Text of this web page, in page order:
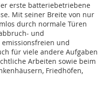
erste batteriebetriebene
Mit seiner Breite von nur
durch normale Türen
und
und
für viele andere Aufgaben
Arbeiten sowie beim
Friedhöfen,